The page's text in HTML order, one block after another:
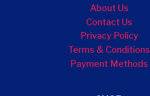
About Us
Contact Us
Privacy Policy
Terms & Conditions
Payment Methods